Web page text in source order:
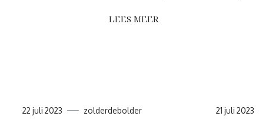
LEES MEER
22 juli 2023 zolderdebolder 21 juli 2023